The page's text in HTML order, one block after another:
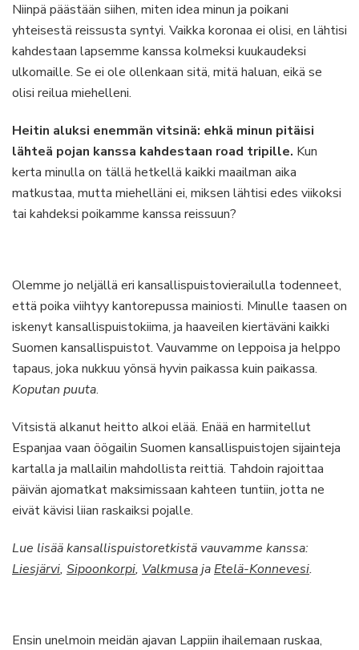
Niinpä päästään siihen, miten idea minun ja poikani
yhteisestä reissusta syntyi. Vaikka koronaa ei olisi, en lähtisi
kahdestaan lapsemme kanssa kolmeksi kuukaudeksi
ulkomaille. Se ei ole ollenkaan sitä, mitä haluan, eikä se
olisi reilua miehelleni.
Heitin aluksi enemmän vitsinä: ehkä minun pitäisi
lähteä pojan kanssa kahdestaan road tripille. Kun
kerta minulla on tällä hetkellä kaikki maailman aika
matkustaa, mutta miehelläni ei, miksen lähtisi edes viikoksi
tai kahdeksi poikamme kanssa reissuun?
Olemme jo neljällä eri kansallispuistovierailulla todenneet,
että poika viihtyy kantorepussa mainiosti. Minulle taasen on
iskenyt kansallispuistokiima, ja haaveilen kiertäväni kaikki
Suomen kansallispuistot. Vauvamme on leppoisa ja helppo
tapaus, joka nukkuu yönsä hyvin paikassa kuin paikassa.
Koputan puuta.
Vitsistä alkanut heitto alkoi elää. Enää en harmitellut
Espanjaa vaan öögailin Suomen kansallispuistojen sijainteja
kartalla ja mallailin mahdollista reittiä. Tahdoin rajoittaa
päivän ajomatkat maksimissaan kahteen tuntiin, jotta ne
eivät kävisi liian raskaiksi pojalle.
Lue lisää kansallispuistoretkistä vauvamme kanssa:
Liesjärvi, Sipoonkorpi, ValkmusajaEtelä-Konnevesi.
Ensin unelmoin meidän ajavan Lappiin ihailemaan ruskaa,